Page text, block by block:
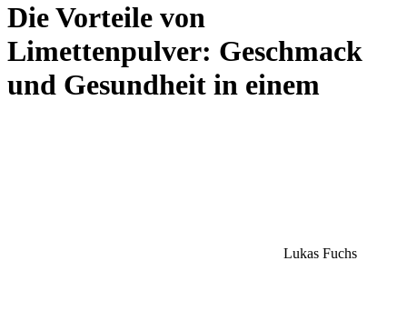
Die Vorteile von
Limettenpulver: Geschmack
und Gesundheit in einem
Lukas Fuchs